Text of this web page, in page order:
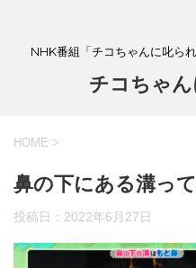
NHK番組「チコちゃんに叱ら
チコちゃん
HOME >
鼻の下にある溝っ
投稿日： 2022年6月27日